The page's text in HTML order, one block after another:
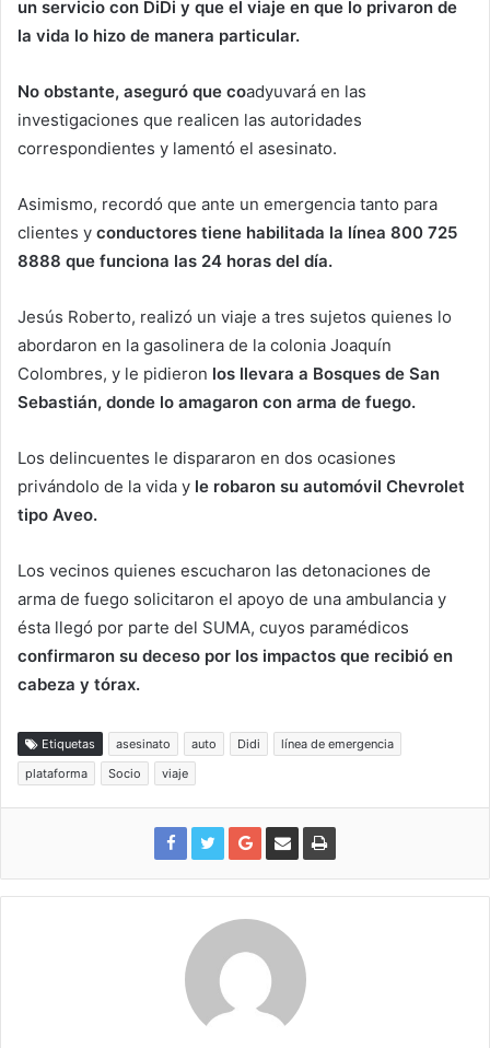
un servicio con DiDi y que el viaje en que lo privaron de
la vida lo hizo de manera particular.
No obstante, aseguró que coadyuvará en las
investigaciones que realicen las autoridades
correspondientes y lamentó el asesinato.
Asimismo, recordó que ante un emergencia tanto para
clientes y conductores tiene habilitada la línea 800 725
8888 que funciona las 24 horas del día.
Jesús Roberto, realizó un viaje a tres sujetos quienes lo
abordaron en la gasolinera de la colonia Joaquín
Colombres, y le pidieron los llevara a Bosques de San
Sebastián, donde lo amagaron con arma de fuego.
Los delincuentes le dispararon en dos ocasiones
privándolo de la vida y le robaron su automóvil Chevrolet
tipo Aveo.
Los vecinos quienes escucharon las detonaciones de
arma de fuego solicitaron el apoyo de una ambulancia y
ésta llegó por parte del SUMA, cuyos paramédicos
confirmaron su deceso por los impactos que recibió en
cabeza y tórax.
Etiquetas asesinato auto Didi
línea de emergencia
plataforma
Socio viaje